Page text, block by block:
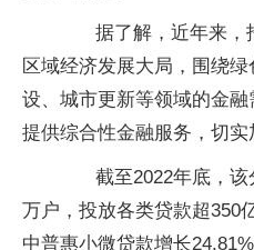
据了解，近年来，
区域经济发展大局，围绕
设、城市更新等领域的金融
提供综合性金融服务，切实
截至2022年底，该
万户，投放各类贷款超350
中普惠小微贷款增长